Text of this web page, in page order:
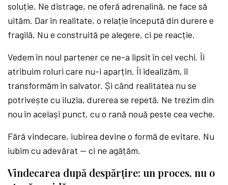
soluție. Ne distrage, ne oferă adrenalină, ne face să
uităm. Dar în realitate, o relație începută din durere e
fragilă. Nu e construită pe alegere, ci pe reacție.
Vedem în noul partener ce ne-a lipsit în cel vechi. Îi
atribuim roluri care nu-i aparțin. Îl idealizăm, îl
transformăm în salvator. Și când realitatea nu se
potrivește cu iluzia, durerea se repetă. Ne trezim din
nou în același punct, cu o rană nouă peste cea veche.
Fără vindecare, iubirea devine o formă de evitare. Nu
iubim cu adevărat — ci ne agățăm.
Vindecarea după despărțire: un proces, nu o